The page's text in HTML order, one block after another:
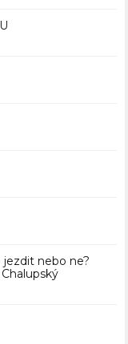
nebo ne?